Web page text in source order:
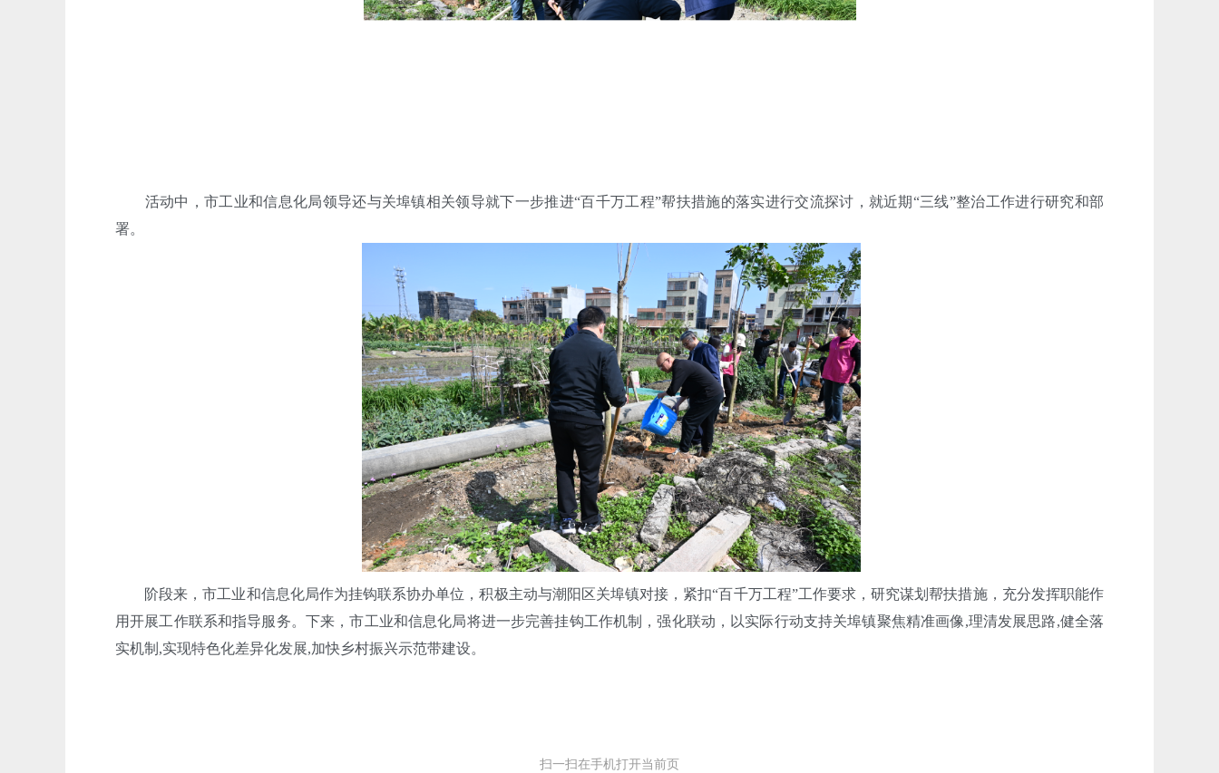
活动中，市工业和信息化局领导还与关埠镇相关领导就下一步推进“百千万工程”帮扶措施的落实进行交流探讨，就近期“三线”整治工作进行研究和部
署。
阶段来，市工业和信息化局作为挂钩联系协办单位，积极主动与潮阳区关埠镇对接，紧扣“百千万工程”工作要求，研究谋划帮扶措施，充分发挥职能作
用开展工作联系和指导服务。下来，市工业和信息化局将进一步完善挂钩工作机制，强化联动，以实际行动支持关埠镇聚焦精准画像,理清发展思路,健全落
实机制,实现特色化差异化发展,加快乡村振兴示范带建设。
扫一扫在手机打开当前页